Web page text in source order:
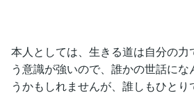
本人としては、生きる道は自分の力
う意識が強いので、誰かの世話に
うかもしれませんが、誰しもひと